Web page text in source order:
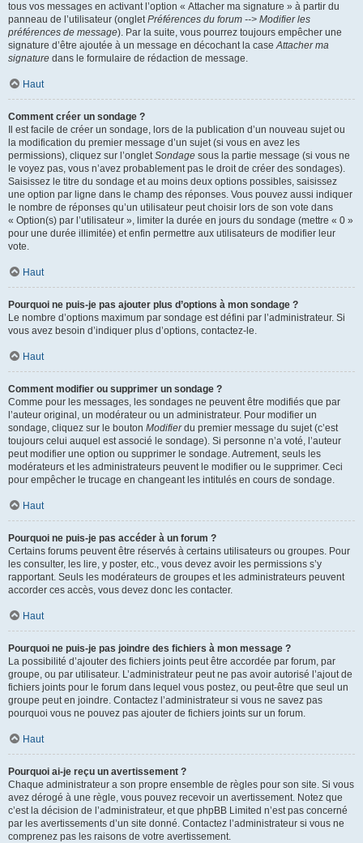
tous vos messages en activant l’option « Attacher ma signature » à partir du
panneau de l’utilisateur (ongletPréférences du forum --> Modifier les
préférences de message). Par la suite, vous pourrez toujours empêcher une
signature d’être ajoutée à un message en décochant la caseAttacher ma
signature dans le formulaire de rédaction de message.
Haut
Comment créer un sondage ?
Il est facile de créer un sondage, lors de la publication d’un nouveau sujet ou
la modification du premier message d’un sujet (si vous en avez les
permissions), cliquez sur l’ongletSondage sous la partie message (si vous ne
le voyez pas, vous n’avez probablement pas le droit de créer des sondages).
Saisissez le titre du sondage et au moins deux options possibles, saisissez
une option par ligne dans le champ des réponses. Vous pouvez aussi indiquer
le nombre de réponses qu’un utilisateur peut choisir lors de son vote dans
« Option(s) par l’utilisateur », limiter la durée en jours du sondage (mettre « 0 »
pour une durée illimitée) et enfin permettre aux utilisateurs de modifier leur
vote.
Haut
Pourquoi ne puis-je pas ajouter plus d’options à mon sondage ?
Le nombre d’options maximum par sondage est défini par l’administrateur. Si
vous avez besoin d’indiquer plus d’options, contactez-le.
Haut
Comment modifier ou supprimer un sondage ?
Comme pour les messages, les sondages ne peuvent être modifiés que par
l’auteur original, un modérateur ou un administrateur. Pour modifier un
sondage, cliquez sur le bouton Modifierdu premier message du sujet (c’est
toujours celui auquel est associé le sondage). Si personne n’a voté, l’auteur
peut modifier une option ou supprimer le sondage. Autrement, seuls les
modérateurs et les administrateurs peuvent le modifier ou le supprimer. Ceci
pour empêcher le trucage en changeant les intitulés en cours de sondage.
Haut
Pourquoi ne puis-je pas accéder à un forum ?
Certains forums peuvent être réservés à certains utilisateurs ou groupes. Pour
les consulter, les lire, y poster, etc., vous devez avoir les permissions s’y
rapportant. Seuls les modérateurs de groupes et les administrateurs peuvent
accorder ces accès, vous devez donc les contacter.
Haut
Pourquoi ne puis-je pas joindre des fichiers à mon message ?
La possibilité d’ajouter des fichiers joints peut être accordée par forum, par
groupe, ou par utilisateur. L’administrateur peut ne pas avoir autorisé l’ajout de
fichiers joints pour le forum dans lequel vous postez, ou peut-être que seul un
groupe peut en joindre. Contactez l’administrateur si vous ne savez pas
pourquoi vous ne pouvez pas ajouter de fichiers joints sur un forum.
Haut
Pourquoi ai-je reçu un avertissement ?
Chaque administrateur a son propre ensemble de règles pour son site. Si vous
avez dérogé à une règle, vous pouvez recevoir un avertissement. Notez que
c’est la décision de l’administrateur, et que phpBB Limited n’est pas concerné
par les avertissements d’un site donné. Contactez l’administrateur si vous ne
comprenez pas les raisons de votre avertissement.